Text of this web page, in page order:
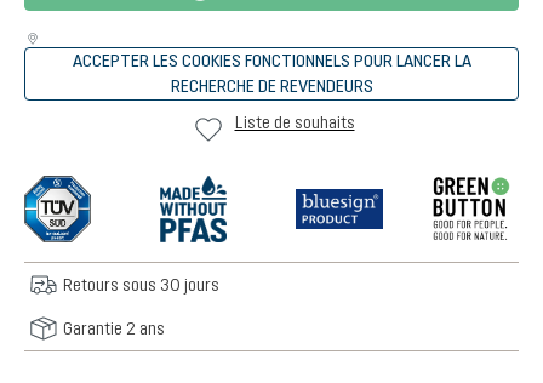
ACCEPTER LES COOKIES FONCTIONNELS POUR LANCER LA
RECHERCHE DE REVENDEURS
Liste de souhaits
Retours sous 30 jours
Garantie 2 ans